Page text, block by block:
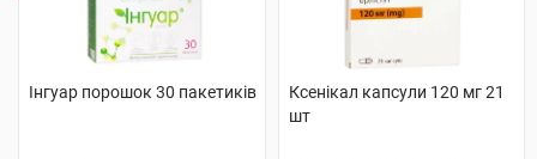
Інгуар порошок 30 пакетиків
Ксенікал капсули 120 мг 21
шт